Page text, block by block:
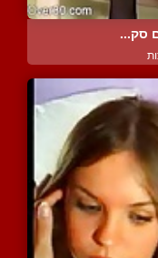
סק...